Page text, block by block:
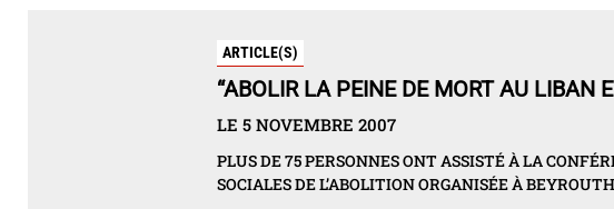
ARTICLE(S)
“ABOLIR LA PEINE DE MORT AU LIBAN
LE 5 NOVEMBRE 2007
PLUS DE 75 PERSONNES ONT ASSISTÉ À LA
SOCIALES DE L’ABOLITION ORGANISÉE À